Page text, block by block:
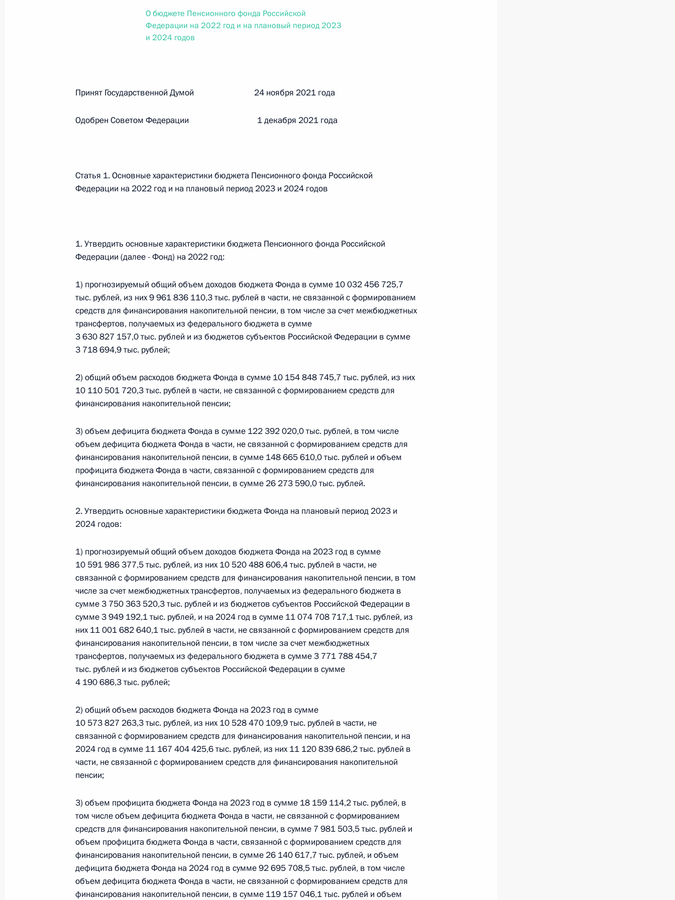
законодательные акты Российской Федерации
О внесении изменений в Федеральный закон «О присяжных заседателях федеральных судов общей
26 июля 2026 года
О внесении изменений в статью 12 Федерального закона «О государственной регистрации
недвижимости»
Федеральный закон от 26.07.2026 г. № 242-ФЗ
кодекса Российской Федерации
26 июля 2026 года
Федеральный закон от 26.07.2026 г. № 246-ФЗ
26 июля 2026 года
Федеральный закон от 26.07.2026 г. № 268-ФЗ
О внесении изменений в Федеральный закон «О пробации в Российской Федерации»
26 июля 2026 года
Федеральный закон от 26.07.2026 г. № 267-ФЗ
О внесении изменения в статью 2 Федерального закона «О благотворительной деятельности
26 июля 2026 года
Федеральный закон от 26.07.2026 г. № 251-ФЗ
О внесении изменений в Уголовный кодекс Российской Федерации и статьи 31 и 151 Уголовно-
процессуального кодекса Российской Федерации
26 июля 2026 года
О внесении изменений в статью 13–2 Федерального закона «Об актах гражданского состояния»
и признании утратившим силу пункта 1 части 13 статьи 3 Федерального закона «О внесении
изменений в Федеральный закон „Об актах гражданского состояния“
26 июля 2026 года
О внесении изменения в статью 10 Федерального закона «Об автономных учреждениях»
26 июля 2026 года
Федеральный закон от 26.07.2026 г. № 244-ФЗ
О ратификации Соглашения между Правительством Российской Федерации и Кабинетом
О бюджете Пенсионного фонда Российской
Федерации на 2022 год и на плановый период 2023
и 2024 годов
Принят Государственной Думой 24 ноября 2021 года
Одобрен Советом Федерации 1 декабря 2021 года
Статья 1. Основные характеристики бюджета Пенсионного фонда Российской
Федерации на 2022 год и на плановый период 2023 и 2024 годов
1. Утвердить основные характеристики бюджета Пенсионного фонда Российской
Федерации (далее - Фонд) на 2022 год:
1) прогнозируемый общий объем доходов бюджета Фонда в сумме 10 032 456 725,7
тыс. рублей, из них 9 961 836 110,3 тыс. рублей в части, не связанной с формированием
средств для финансирования накопительной пенсии, в том числе за счет межбюджетных
трансфертов, получаемых из федерального бюджета в сумме
3 630 827 157,0 тыс. рублей и из бюджетов субъектов Российской Федерации в сумме
3 718 694,9 тыс. рублей;
2) общий объем расходов бюджета Фонда в сумме 10 154 848 745,7 тыс. рублей, из них
10 110 501 720,3 тыс. рублей в части, не связанной с формированием средств для
финансирования накопительной пенсии;
3) объем дефицита бюджета Фонда в сумме 122 392 020,0 тыс. рублей, в том числе
объем дефицита бюджета Фонда в части, не связанной с формированием средств для
финансирования накопительной пенсии, в сумме 148 665 610,0 тыс. рублей и объем
профицита бюджета Фонда в части, связанной с формированием средств для
финансирования накопительной пенсии, в сумме 26 273 590,0 тыс. рублей.
2. Утвердить основные характеристики бюджета Фонда на плановый период 2023 и
2024 годов:
1) прогнозируемый общий объем доходов бюджета Фонда на 2023 год в сумме
10 591 986 377,5 тыс. рублей, из них 10 520 488 606,4 тыс. рублей в части, не
связанной с формированием средств для финансирования накопительной пенсии, в том
числе за счет межбюджетных трансфертов, получаемых из федерального бюджета в
сумме 3 750 363 520,3 тыс. рублей и из бюджетов субъектов Российской Федерации в
сумме 3 949 192,1 тыс. рублей, и на 2024 год в сумме 11 074 708 717,1 тыс. рублей, из
них 11 001 682 640,1 тыс. рублей в части, не связанной с формированием средств для
финансирования накопительной пенсии, в том числе за счет межбюджетных
трансфертов, получаемых из федерального бюджета в сумме 3 771 788 454,7
тыс. рублей и из бюджетов субъектов Российской Федерации в сумме
4 190 686,3 тыс. рублей;
2) общий объем расходов бюджета Фонда на 2023 год в сумме
10 573 827 263,3 тыс. рублей, из них 10 528 470 109,9 тыс. рублей в части, не
связанной с формированием средств для финансирования накопительной пенсии, и на
2024 год в сумме 11 167 404 425,6 тыс. рублей, из них 11 120 839 686,2 тыс. рублей в
части, не связанной с формированием средств для финансирования накопительной
пенсии;
3) объем профицита бюджета Фонда на 2023 год в сумме 18 159 114,2 тыс. рублей, в
том числе объем дефицита бюджета Фонда в части, не связанной с формированием
средств для финансирования накопительной пенсии, в сумме 7 981 503,5 тыс. рублей и
объем профицита бюджета Фонда в части, связанной с формированием средств для
финансирования накопительной пенсии, в сумме 26 140 617,7 тыс. рублей, и объем
дефицита бюджета Фонда на 2024 год в сумме 92 695 708,5 тыс. рублей, в том числе
объем дефицита бюджета Фонда в части, не связанной с формированием средств для
финансирования накопительной пенсии, в сумме 119 157 046,1 тыс. рублей и объем